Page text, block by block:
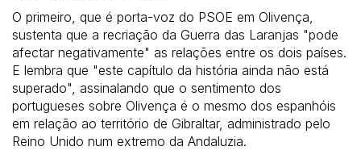
O primeiro, que é porta-voz do PSOE em Olivença,
sustenta que a recriação da Guerra das Laranjas "pode
afectar negativamente" as relações entre os dois países.
E lembra que "este capítulo da história ainda não está
superado", assinalando que o sentimento dos
portugueses sobre Olivença é o mesmo dos espanhóis
em relação ao território de Gibraltar, administrado pelo
Reino Unido num extremo da Andaluzia.